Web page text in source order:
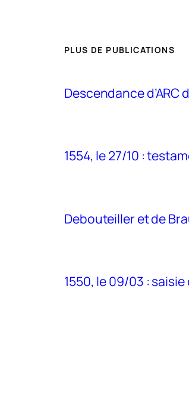
PLUS DE PUBLICATIONS
Descendance d’ARC
1554, le 27/10 :
Debouteiller et de
1550, le 09/03 :